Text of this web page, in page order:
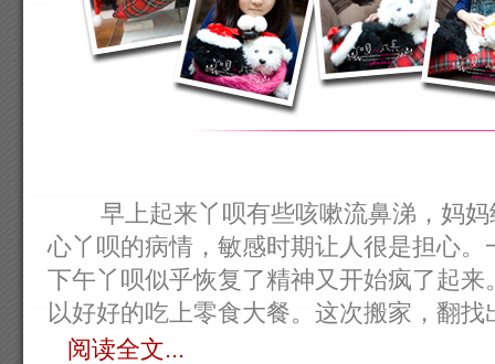
早上起来丫呗有些咳嗽流鼻涕，妈妈
心丫呗的病情，敏感时期让人很是担心
下午丫呗似乎恢复了精神又开始疯了起
以好好的吃上零食大餐。这次搬家，翻
阅读全文...